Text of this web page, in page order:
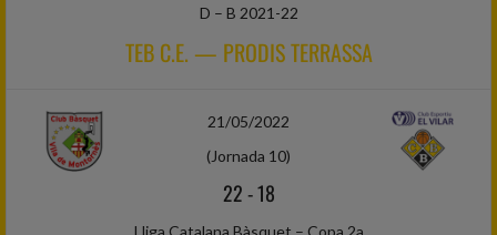
D – B 2021-22
TEB C.E. — PRODIS TERRASSA
21/05/2022
(Jornada 10)
22-18
Lliga Catalana Bàsquet – Copa 2a